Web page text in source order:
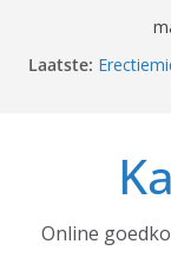
Laatste:
winkel?
Online